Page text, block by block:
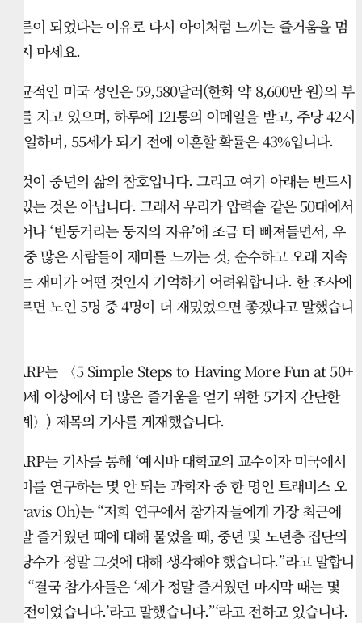
어른이 되었다는 이유로 다시 아이처럼 느끼는 즐거움을 멈
추지 마세요.
평균적인 미국 성인은 59,580달러(한화 약 8,600만 원)의 부
채를 지고 있으며, 하루에 121통의 이메일을 받고, 주당 42시
간 일하며, 55세가 되기 전에 이혼할 확률은 43%입니다.
이것이 중년의 삶의 참호입니다. 그리고 여기 아래는 반드시
재밌는 것은 아닙니다. 그래서 우리가 압력솥 같은 50대에서
벗어나 ‘빈둥거리는 둥지의 자유’에 조금 더 빠져들면서, 우
리 중 많은 사람들이 재미를 느끼는 것, 순수하고 오래 지속
되는 재미가 어떤 것인지 기억하기 어려워합니다. 한 조사에
따르면 노인 5명 중 4명이 더 재밌었으면 좋겠다고 말했습니
AARP는 〈5 Simple Steps to Having More Fun at 50+
(50세 이상에서 더 많은 즐거움을 얻기 위한 5가지 간단한
단계〉) 제목의 기사를 게재했습니다.
AARP는 기사를 통해 ‘예시바 대학교의 교수이자 미국에서
재미를 연구하는 몇 안 되는 과학자 중 한 명인 트래비스 오
(Travis Oh)는 “저희 연구에서 참가자들에게 가장 최근에
정말 즐거웠던 때에 대해 물었을 때, 중년 및 노년층 집단의
상당수가 정말 그것에 대해 생각해야 했습니다.”라고 말합니
다. “결국 참가자들은 ‘제가 정말 즐거웠던 마지막 때는 몇
년 전이었습니다.’라고 말했습니다.”‘라고 전하고 있습니다.